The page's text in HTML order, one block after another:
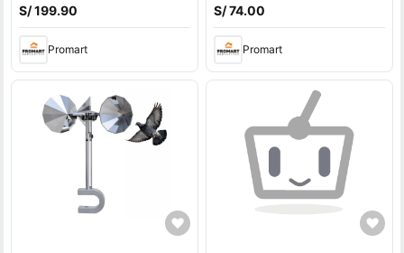
S/ 199.90
Promart
S/ 74.00
Promart